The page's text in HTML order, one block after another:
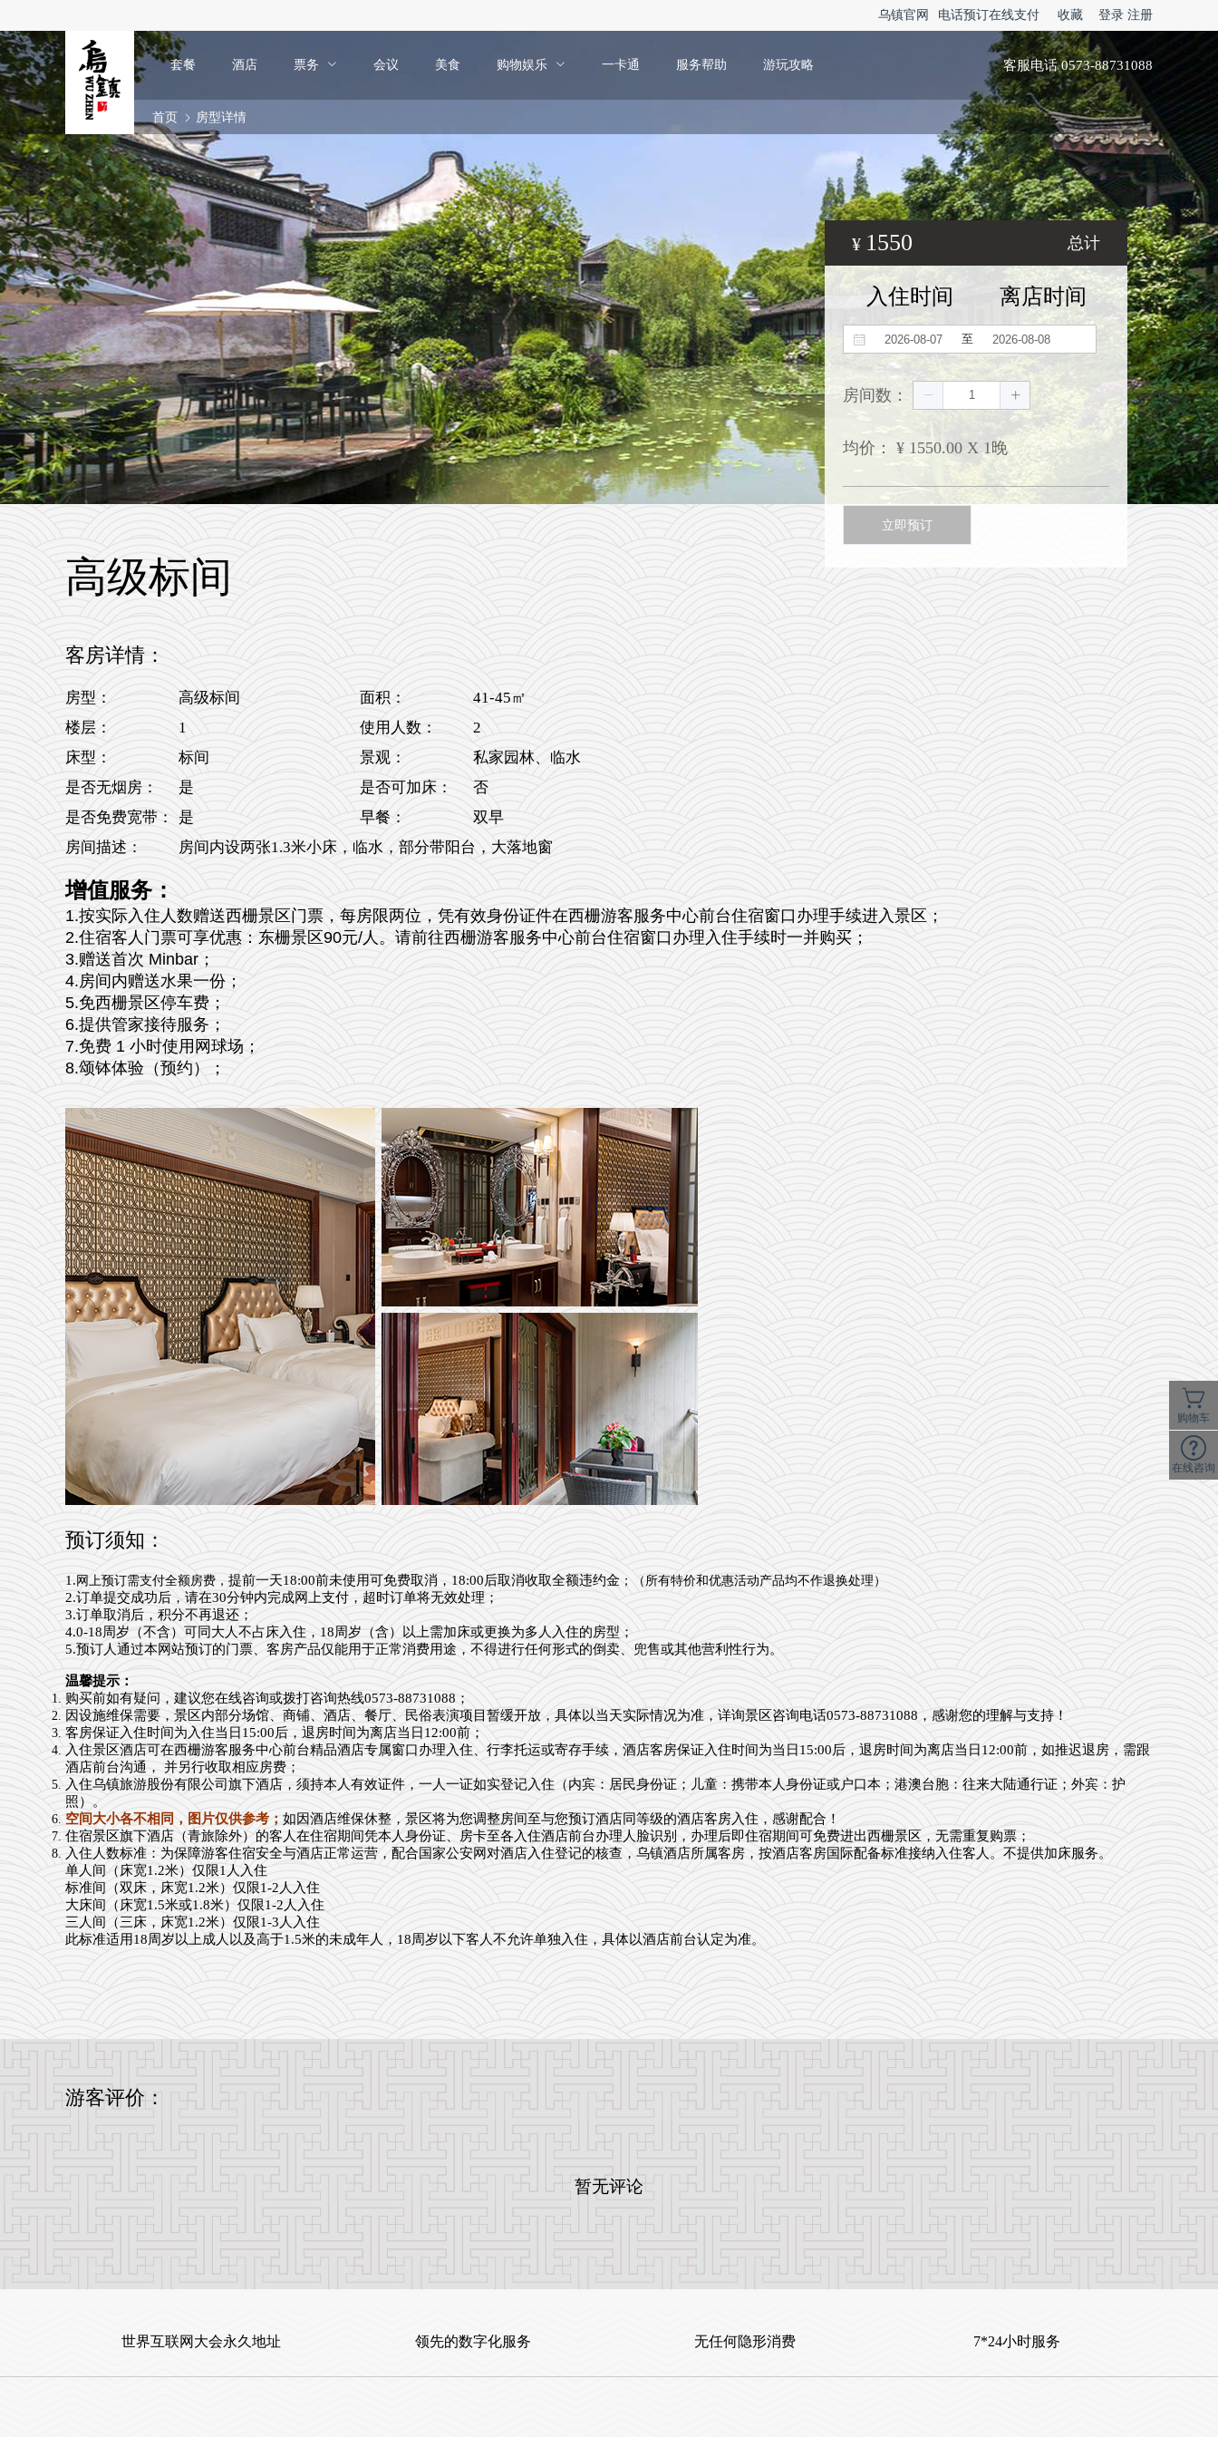
乌镇官网 电话预订在线支付 收藏 登录 注册
套餐 酒店 票务 会议 美食 购物娱乐 一卡通 服务帮助 游玩攻略 客服电话 0573-88731088
首页 房型详情
总计
¥ 1550
入住时间 离店时间
至
房间数：
均价： ¥ 1550.00 X 1晚
立即预订
高级标间
客房详情：
房型： 高级标间 面积：
41-45㎡
楼层：
1 使用人数：
2
床型：
标间 景观：
私家园林、临水
是否无烟房：
是 是否可加床：
否
是否免费宽带：
是 早餐：
双早
房间描述：
房间内设两张1.3米小床，临水，部分带阳台，大落地窗
增值服务：
1.按实际入住人数赠送西栅景区门票，每房限两位，凭有效身份证件在西栅游客服务中心前台住宿窗口办理手续进入景区；
2.住宿客人门票可享优惠：东栅景区90元/人。请前往西栅游客服务中心前台住宿窗口办理入住手续时一并购买；
3.赠送首次 Minbar；
4.房间内赠送水果一份；
5.免西栅景区停车费；
6.提供管家接待服务；
7.免费 1 小时使用网球场；
8.颂钵体验（预约）；
预订须知：
1. 网上预订需支付全额房费， 提前一天18:00前未使用可免费取消，18:00后取消收取全额违约金 ； （所有特价和优惠活动产品均不作退换处理）
2.订单提交成功后，请在30分钟内完成网上支付，超时订单将无效处理；
3.订单取消后，积分不再退还；
4.0-18周岁（不含）可同大人不占床入住，18周岁（含）以上需加床或更换为多人入住的房型；
5.预订人通过本网站预订的门票、客房产品仅能用于正常消费用途，不得进行任何形式的倒卖、兜售或其他营利性行为。
温馨提示：
购买前如有疑问，建议您在线咨询或拨打咨询热线0573-88731088；
因设施维保需要，景区内部分场馆、商铺、酒店、餐厅、民俗表演项目暂缓开放，具体以当天实际情况为准，详询景区咨询电话0573-88731088，感谢您的理解与支持！
客房保证入住时间为入住当日15:00后，退房时间为离店当日12:00前；
入住景区酒店可在西栅游客服务中心前台精品酒店专属窗口办理入住、行李托运或寄存手续，酒店客房保证入住时间为当日15:00后，退房时间为离店当日12:00前，如推迟退房，需跟
酒店前台沟通， 并另行收取相应房费；
入住乌镇旅游股份有限公司旗下酒店，须持本人有效证件，一人一证如实登记入住（内宾：居民身份证；儿童：携带本人身份证或户口本；港澳台胞：往来大陆通行证； 外宾：护
照）。
空间大小各不相同，图片仅供参考； 如因酒店维保休整，景区将为您调整房间至与您预订酒店同等级的酒店客房入住，感谢配合！
住宿景区旗下酒店 （青旅除外）的客人在住宿期间凭本人身份证、房卡至各入住酒店前台办理人脸识别，办理后即住宿期间可免费进出西栅景区，无需重复购票；
入住人数标准：为保障游客住宿安全与酒店正常运营，配合国家公安网对酒店入住登记的核查，乌镇酒店所属客房，按酒店客房国际配备标准接纳入住客人。不提供加床服务。
单人间（床宽1.2米）仅限1人入住
标准间（双床，床宽1.2米）仅限1-2人入住
大床间（床宽1.5米或1.8米）仅限1-2人入住
三人间（三床，床宽1.2米）仅限1-3人入住
此标准适用18周岁以上成人以及高于1.5米的未成年人，18周岁以下客人不允许单独入住，具体以酒店前台认定为准。
游客评价：
暂无评论
世界互联网大会永久地址 领先的数字化服务 无任何隐形消费 7*24小时服务
购物车
在线咨询